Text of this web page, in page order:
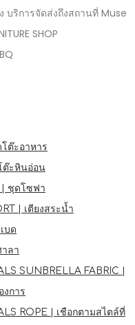
บริการจัดส่งถึงสถานที่ Muse
SHOP
ต๊ะอาหาร
ต๊ะหินอ่อน
| ชุดโซฟา
| เตียงสระน้ำ
บด
ลา
SUNBRELLA FABRIC |
งการ
ROPE | เชือกตามสไตล์ที่